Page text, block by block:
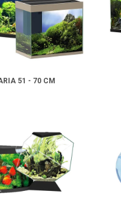
in het dagelijks gebruik.
51 - 70 CM